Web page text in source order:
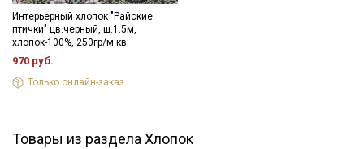
Интерьерный хлопок "Райские
птички" цв.черный, ш.1.5м,
хлопок-100%, 250гр/м.кв
970 руб.
Только онлайн-заказ
Товары из раздела Хлопок